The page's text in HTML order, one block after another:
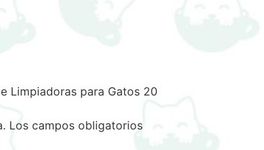
Limpiadoras para Gatos 20
Los campos obligatorios